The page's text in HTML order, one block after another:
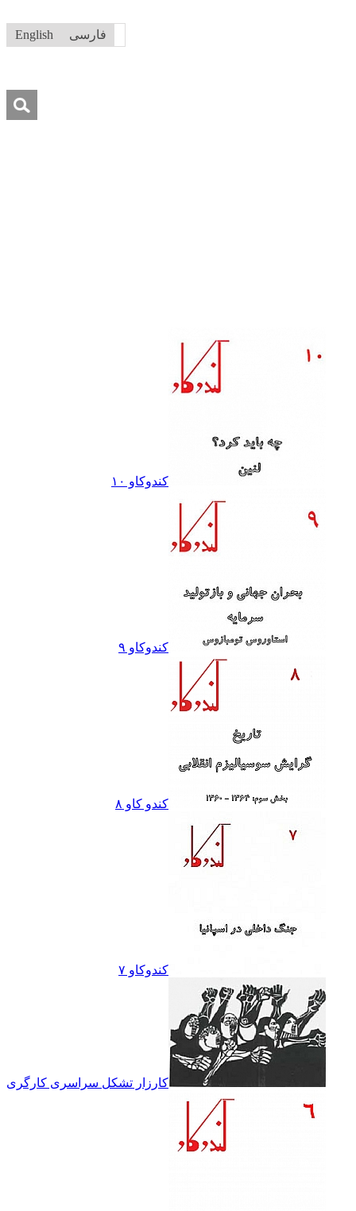
فارسی English
کندوکاو ١٠
کندوکاو ٩
کندو کاو ٨
کندوکاو ۷
کارزار تشکل سراسرى کارگرى